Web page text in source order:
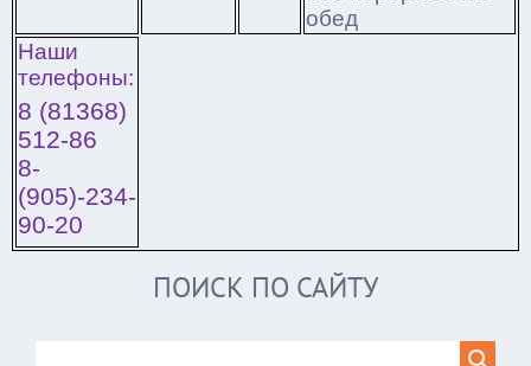
обед
Наши
телефоны:
8 (81368)
512-86
8-
(905)-234-
90-20
ПОИСК ПО САЙТУ